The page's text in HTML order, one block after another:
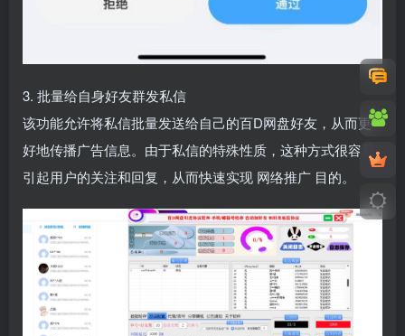
3. 批量给自身好友群发私信
该功能允许将私信批量发送给自己的百D网盘好友，从而更
好地传播广告信息。由于私信的特殊性质，这种方式很容易
引起用户的关注和回复，从而快速实现 网络推广 目的。